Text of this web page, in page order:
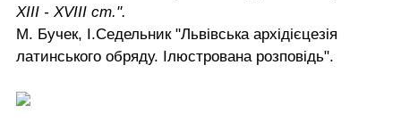
XIII - XVIII ст.".
М. Бучек, І.Седельник "Львівська архідієцезія
латинського обряду. Ілюстрована розповідь".